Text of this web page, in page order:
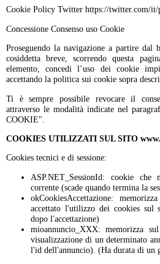
Cookie Policy Twitter https://twitter.com/it/
Concessione Consenso uso Cookie
Proseguendo la navigazione a partire dal
cosiddetta breve, scorrendo questa
elemento, concedi l’uso dei cookie
accettando la politica sui cookie sopra
Ti è sempre possibile revocare il
attraverso le modalità indicate nel
COOKIE".
COOKIES UTILIZZATI SUL SITO
Cookies tecnici e di sessione:
ASP.NET_SessionId: cookie che
corrente (scade quando termina la
okCookiesAccettazione:
accettato l'utilizzo dei cookies sul
dopo l'accettazione)
mioannuncio_XXX: memorizza
visualizzazione di un determinato
l'id dell'annuncio). (Ha durata di un